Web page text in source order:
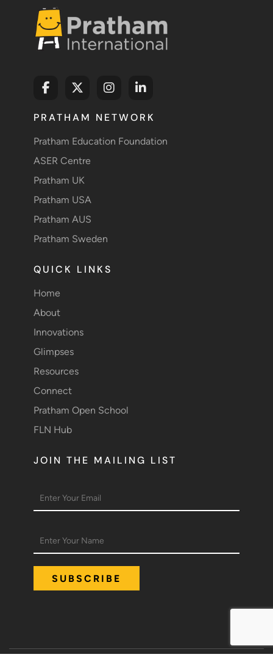
PRATHAM NETWORK
Pratham Education Foundation
ASER Centre
Pratham UK
Pratham USA
Pratham AUS
Pratham Sweden
QUICK LINKS
Home
About
Innovations
Glimpses
Resources
Connect
Pratham Open School
FLN Hub
JOIN THE MAILING LIST